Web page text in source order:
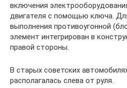
включения
двигателя с помощью ключа.
выполнения противоугонной
элемент интегрирован в
правой стороны.
В старых советских
располагалась слева от руля.